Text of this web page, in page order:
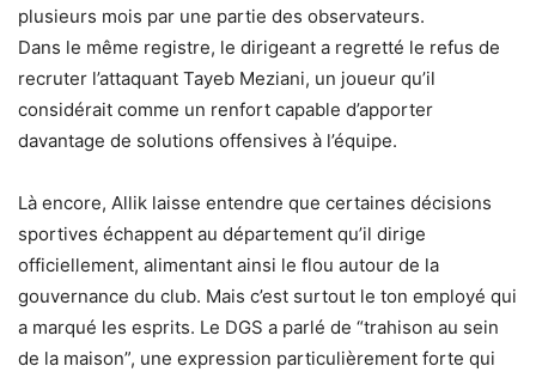
plusieurs mois par une partie des observateurs.
Dans le même registre, le dirigeant a regretté le refus de
recruter l’attaquant Tayeb Meziani, un joueur qu’il
considérait comme un renfort capable d’apporter
davantage de solutions offensives à l’équipe.
Là encore, Allik laisse entendre que certaines décisions
sportives échappent au département qu’il dirige
officiellement, alimentant ainsi le flou autour de la
gouvernance du club. Mais c’est surtout le ton employé qui
a marqué les esprits. Le DGS a parlé de “trahison au sein
de la maison”, une expression particulièrement forte qui